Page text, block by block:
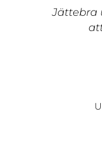
Jättebra